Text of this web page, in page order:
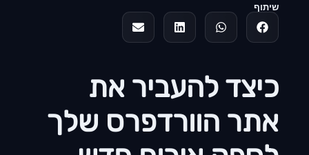
שיתוף
כיצד להעביר את
אתר הוורדפרס שלך